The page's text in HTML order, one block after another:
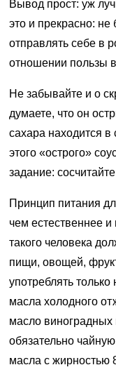
Вывод прост: уж
это и прекрасно: не
отправлять себе в
отношении пользы
Не забывайте и о
думаете, что он
сахара находится в
этого «острого»
задание:
Принцип питания
чем естественнее
такого человека
пищи, овощей,
употреблять
масла холодного
масло виноградных
обязательно
масла с жирностью